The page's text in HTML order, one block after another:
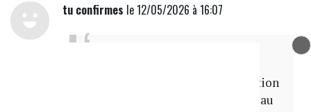
tu confirmes le 12/05/2026 à 16:07
Que dire d'autre avec votre réaction
aussi débile que ridicule ? Crier au